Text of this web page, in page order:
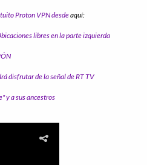
Proton VPN desdeaquí:
libres en la parte izquierda
disfrutar de la señal de RT TV
y a sus ancestros